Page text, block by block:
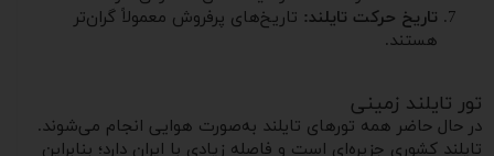
تاریخ حرکت تایلند: تاریخ‌های پرفروش معمولاً گران‌تر
هستند.
تور تایلند زمینی
در حال حاضر همه تورهای تایلند به‌صورت هوایی انجام می‌شوند.
تایلند کشوری جزیره‌ای است و فاصله زیادی با ایران دارد؛ بنابراین